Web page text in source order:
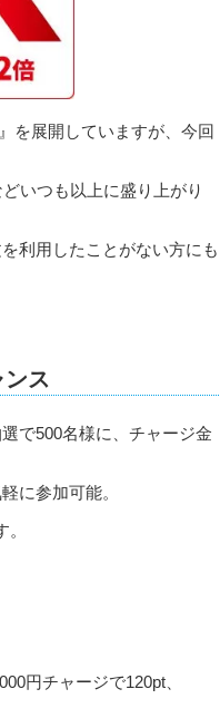
を展開していますが、今回
いつも以上に盛り上がり
利用したことがない方にも
ス
で500名様に、チャージ金
に参加可能。
円チャージで120pt、